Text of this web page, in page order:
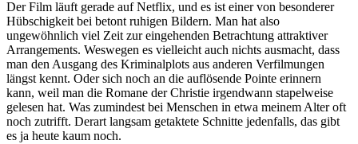
Der Film läuft gerade auf Netflix, und es ist einer von besonderer
Hübschigkeit bei betont ruhigen Bildern. Man hat also
ungewöhnlich viel Zeit zur eingehenden Betrachtung attraktiver
Arrangements. Weswegen es vielleicht auch nichts ausmacht, dass
man den Ausgang des Kriminalplots aus anderen Verfilmungen
längst kennt. Oder sich noch an die auflösende Pointe erinnern
kann, weil man die Romane der Christie irgendwann stapelweise
gelesen hat. Was zumindest bei Menschen in etwa meinem Alter oft
noch zutrifft. Derart langsam getaktete Schnitte jedenfalls, das gibt
es ja heute kaum noch.